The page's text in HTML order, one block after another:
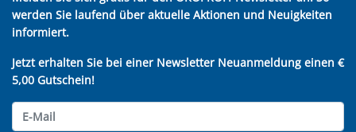
werden Sie laufend über aktuelle Aktionen und Neuigkeiten
informiert.
Jetzt erhalten Sie bei einer Newsletter Neuanmeldung einen €
5,00 Gutschein!